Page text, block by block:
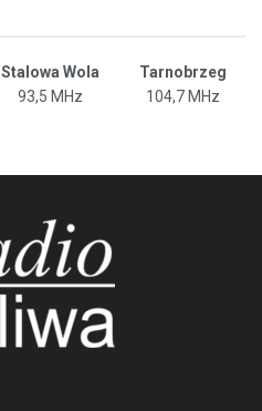
Stalowa Wola
Tarnobrzeg
93,5 MHz 104,7 MHz